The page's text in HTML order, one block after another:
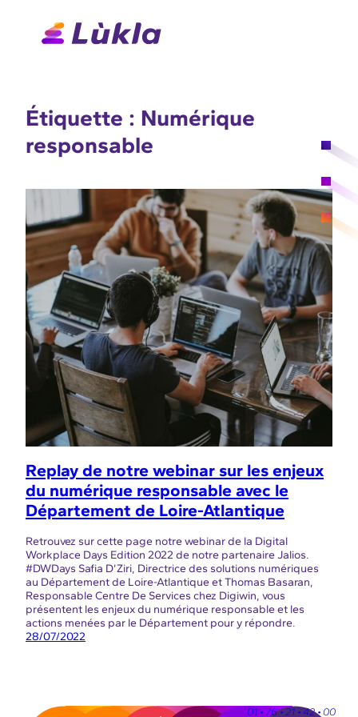
contenu
Étiquette : Numérique
responsable
Replay de notre webinar sur les enjeux
du numérique responsable avec le
Département de Loire-Atlantique
Retrouvez sur cette page notre webinar de la Digital
Workplace Days Edition 2022 de notre partenaire Jalios.
#DWDays Safia D’Ziri, Directrice des solutions numériques
au Département de Loire-Atlantique et Thomas Basaran,
Responsable Centre De Services chez Digiwin, vous
présentent les enjeux du numérique responsable et les
actions menées par le Département pour y répondre.
28/07/2022
01 • 76 • 21 • 42 • 00